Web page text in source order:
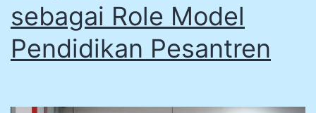
sebagai Role Model
Pendidikan Pesantren